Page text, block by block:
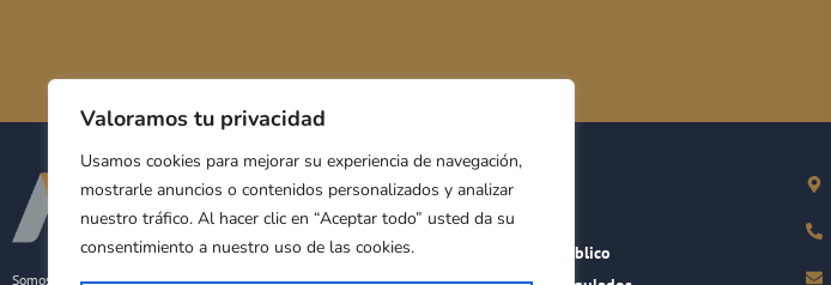
Valoramos tu privacidad
Usamos cookies para mejorar su experiencia de navegación,
mostrarle anuncios o contenidos personalizados y analizar
nuestro tráfico. Al hacer clic en “Aceptar todo” usted da su
consentimiento a nuestro uso de las cookies.
Somos una firma de abogados especializados
La Firma
Equipo
Derecho Público